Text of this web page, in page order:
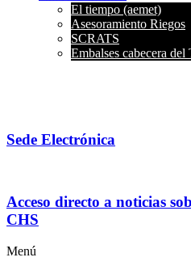
El tiempo (aemet)
Asesoramiento Riegos
SCRATS
Embalses cabecera del
Sede Electrónica
Acceso directo a noticias
CHS
Menú